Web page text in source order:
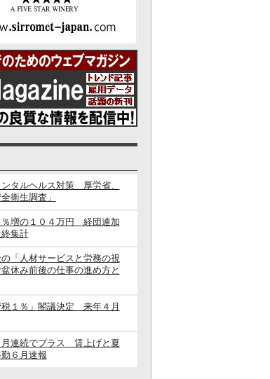
ンタルヘルス対策 厚労省、
衛生調査」
％増の１０４万円 経団連加
集計
「人材サービスと労務の視
休み前後の仕事の進め方と
税１％」閣議決定 来年４月
月連続でプラス 賃上げと夏
６月速報